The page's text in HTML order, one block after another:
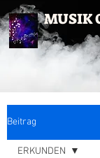
MUSIK
Beitrag
ERKUNDEN